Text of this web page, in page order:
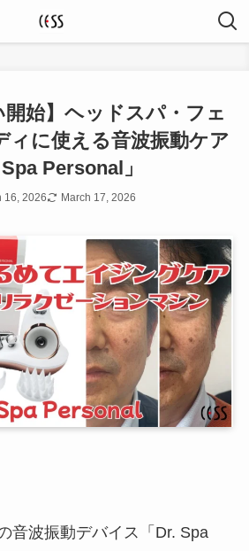
開始】ヘッドスパ・フェ
ィに使える音波振動ケア
Personal」
16, 2026 March 17, 2026
音波振動デバイス「Dr. Spa